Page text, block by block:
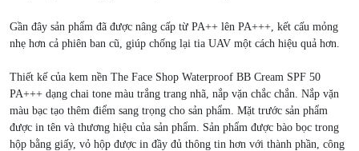
Gần đây sản phẩm đã được nâng cấp từ PA++ lên PA+++, kết cấu mỏng
nhẹ hơn cả phiên ban cũ, giúp chống lại tia UAV một cách hiệu quả hơn.
Thiết kế của kem nền The Face Shop Waterproof BB Cream SPF 50
PA+++ dạng chai tone màu trắng trang nhã, nắp vặn chắc chắn. Nắp vặn
màu bạc tạo thêm điểm sang trọng cho sản phẩm. Mặt trước sản phẩm
được in tên và thương hiệu của sản phẩm. Sản phẩm được bào bọc trong
hộp bằng giấy, vỏ hộp được in đầy đủ thông tin hơn với thành phần, công